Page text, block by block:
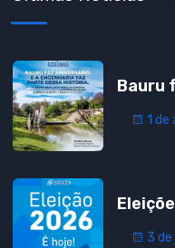
Bauru
1
3